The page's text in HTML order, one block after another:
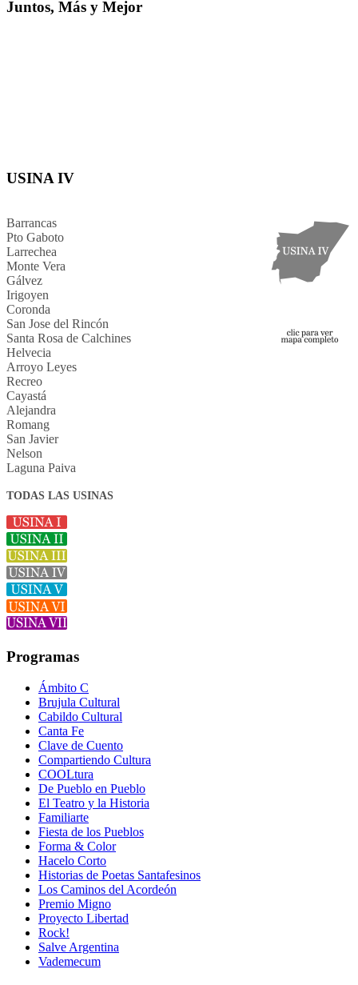
Juntos, Más y Mejor
USINA IV
Barrancas
Pto Gaboto
Larrechea
Monte Vera
Gálvez
Irigoyen
Coronda
San Jose del Rincón
Santa Rosa de Calchines
Helvecia
Arroyo Leyes
Recreo
Cayastá
Alejandra
Romang
San Javier
Nelson
Laguna Paiva
TODAS LAS USINAS
Programas
Ámbito C
Brujula Cultural
Cabildo Cultural
Canta Fe
Clave de Cuento
Compartiendo Cultura
COOLtura
De Pueblo en Pueblo
El Teatro y la Historia
Familiarte
Fiesta de los Pueblos
Forma & Color
Hacelo Corto
Historias de Poetas Santafesinos
Los Caminos del Acordeón
Premio Migno
Proyecto Libertad
Rock!
Salve Argentina
Vademecum